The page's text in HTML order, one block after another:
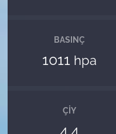
BASINÇ
1011 hpa
ÇIY